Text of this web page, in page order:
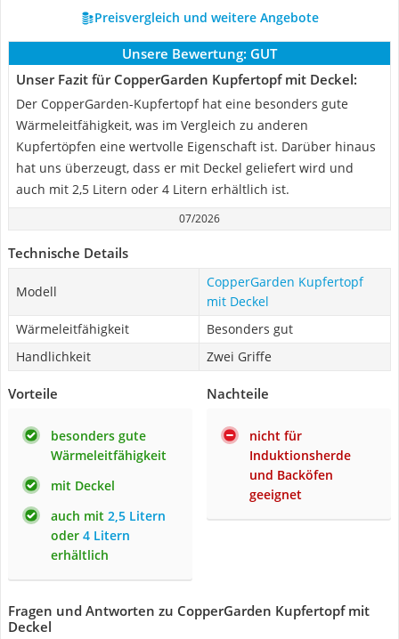
Preisvergleich und weitere Angebote
Unsere Bewertung: GUT
Unser Fazit für CopperGarden Kupfertopf mit Deckel:
Der CopperGarden-Kupfertopf hat eine besonders gute
Wärmeleitfähigkeit, was im Vergleich zu anderen
Kupfertöpfen eine wertvolle Eigenschaft ist. Darüber hinaus
hat uns überzeugt, dass er mit Deckel geliefert wird und
auch mit 2,5 Litern oder 4 Litern erhältlich ist.
07/2026
Technische Details
Modell
CopperGarden Kupfertopf
mit Deckel
Wärmeleitfähigkeit
Besonders gut
Handlichkeit
Zwei Griffe
Vorteile
besonders gute
Wärmeleitfähigkeit
mit Deckel
auch mit 2,5 Litern
oder 4 Litern
erhältlich
Nachteile
nicht für
Induktionsherde
und Backöfen
geeignet
Fragen und Antworten zu CopperGarden Kupfertopf mit
Deckel